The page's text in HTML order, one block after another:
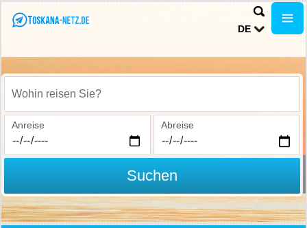
DE
Wohin reisen Sie?
Anreise Abreise
Suchen